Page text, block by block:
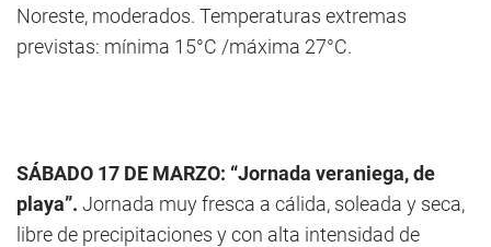
Noreste, moderados. Temperaturas extremas
previstas: mínima 15°C /máxima 27°C.
SÁBADO 17 DE MARZO: “Jornada veraniega, de
playa”. Jornada muy fresca a cálida, soleada y seca,
libre de precipitaciones y con alta intensidad de